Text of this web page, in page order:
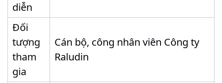
diễn
Đối
tượng
tham
gia
Cán bộ, công nhân viên Công ty
Raludin